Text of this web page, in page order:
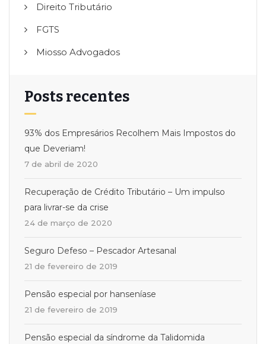
Direito Tributário
FGTS
Miosso Advogados
Posts recentes
93% dos Empresários Recolhem Mais Impostos do
que Deveriam!
7 de abril de 2020
Recuperação de Crédito Tributário – Um impulso
para livrar-se da crise
24 de março de 2020
Seguro Defeso – Pescador Artesanal
21 de fevereiro de 2019
Pensão especial por hanseníase
21 de fevereiro de 2019
Pensão especial da síndrome da Talidomida